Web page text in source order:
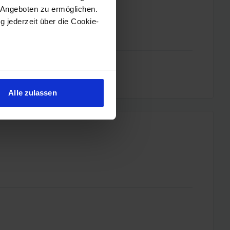
zu ermöglichen.
jederzeit über die Cookie-
können
Präferenzen im
Rahmen Ihrer Nutzung
Alle zulassen